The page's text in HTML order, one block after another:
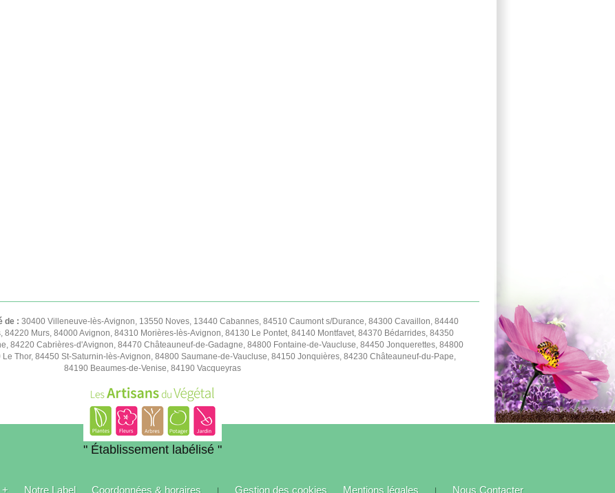
de : 30400 Villeneuve-lès-Avignon, 13550 Noves, 13440 Cabannes, 84510 Caumont s/Durance, 84300 Cavaillon, 84440
84220 Murs, 84000 Avignon, 84310 Morières-lès-Avignon, 84130 Le Pontet, 84140 Montfavet, 84370 Bédarrides, 84350
84220 Cabrières-d'Avignon, 84470 Châteauneuf-de-Gadagne, 84800 Fontaine-de-Vaucluse, 84450 Jonquerettes, 84800
Thor, 84450 St-Saturnin-lès-Avignon, 84800 Saumane-de-Vaucluse, 84150 Jonquières, 84230 Châteauneuf-du-Pape,
84190 Beaumes-de-Venise, 84190 Vacqueyras
" Établissement labélisé "
+ Notre Label Coordonnées & horaires | Gestion des cookies Mentions légales | Nous Contacter